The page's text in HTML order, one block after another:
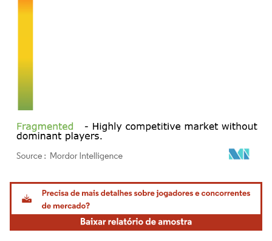
Imagem © Mordor Intelligence. O reuso requer atribuição conforme CC BY 4.0.